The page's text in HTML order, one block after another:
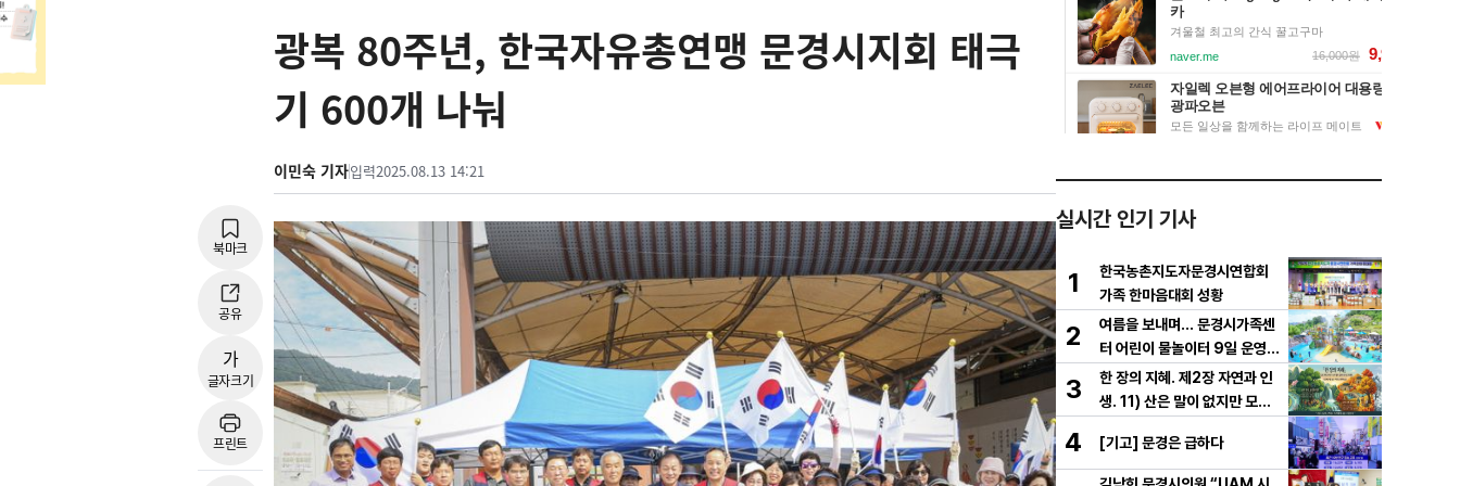
광복 80주년, 한국자유총연맹 문경시지회 태극
기 600개 나눠
이민숙 기자입력2025.08.13 14:21
북마크
공유
가
글자크기
프린트
실시간 인기 기사
1
한국농촌지도자문경시연합회
가족 한마음대회 성황
2
여름을 보내며… 문경시가족센
터 어린이 물놀이터 9일 운영
마무리
3
한 장의 지혜. 제2장 자연과 인
생. 11) 산은 말이 없지만 모든
4 [기고] 문경은 급하다